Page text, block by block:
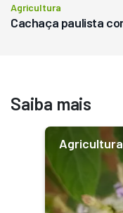
Agricultura
Cachaça paulista
Saiba mais
Agricultura